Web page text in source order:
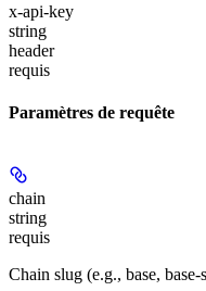
x-api-key
string
header
requis
Paramètres de requête
chain
string
requis
Chain slug (e.g., base,